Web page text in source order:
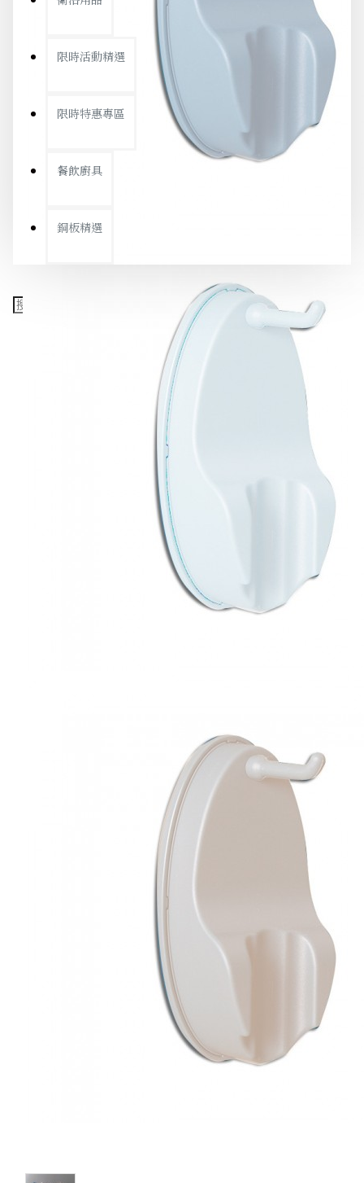
限時活動精選
限時特惠專區
餐飲廚具
銅板精選